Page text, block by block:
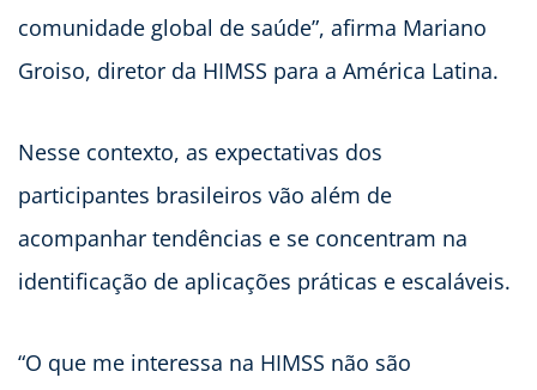
comunidade global de saúde”, afirma Mariano
Groiso, diretor da HIMSS para a América Latina.
Nesse contexto, as expectativas dos
participantes brasileiros vão além de
acompanhar tendências e se concentram na
identificação de aplicações práticas e escaláveis.
“O que me interessa na HIMSS não são